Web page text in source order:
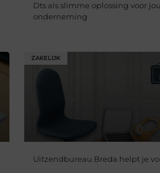
Dts als slimme oplossing voor
onderneming
ZAKELIJK
Uitzendbureau Breda helpt je